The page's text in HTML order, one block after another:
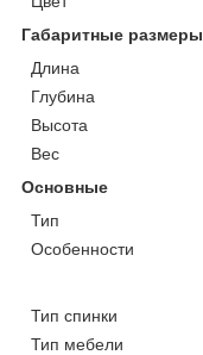
Габаритные размеры
Длина
Глубина
Высота
Вес
Основные
Тип
Особенности
Тип спинки
Тип мебели